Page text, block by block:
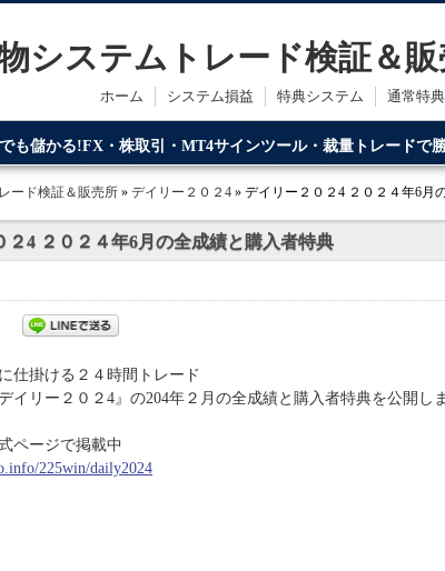
システムトレード検証＆
ホーム システム損益 特典システム 通常特
も儲かる!FX・株取引・MT4サインツール・裁量トレードで
物システムトレードです。
ード検証＆販売所 » デイリー２０２4 » デイリー２０２4 ２０２４年6月
２4 ２０２４年6月の全成績と購入者特典
仕掛ける２４時間トレード
イリー２０２4』の204年２月の全成績と購入者特典を公開しま
ページで掲載中
225win/daily2024